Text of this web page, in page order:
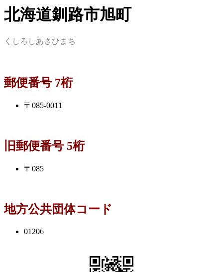
北海道釧路市旭町
くしろしあさひまち
郵便番号 7桁
〒085-0011
旧郵便番号 5桁
〒085
地方公共団体コード
01206